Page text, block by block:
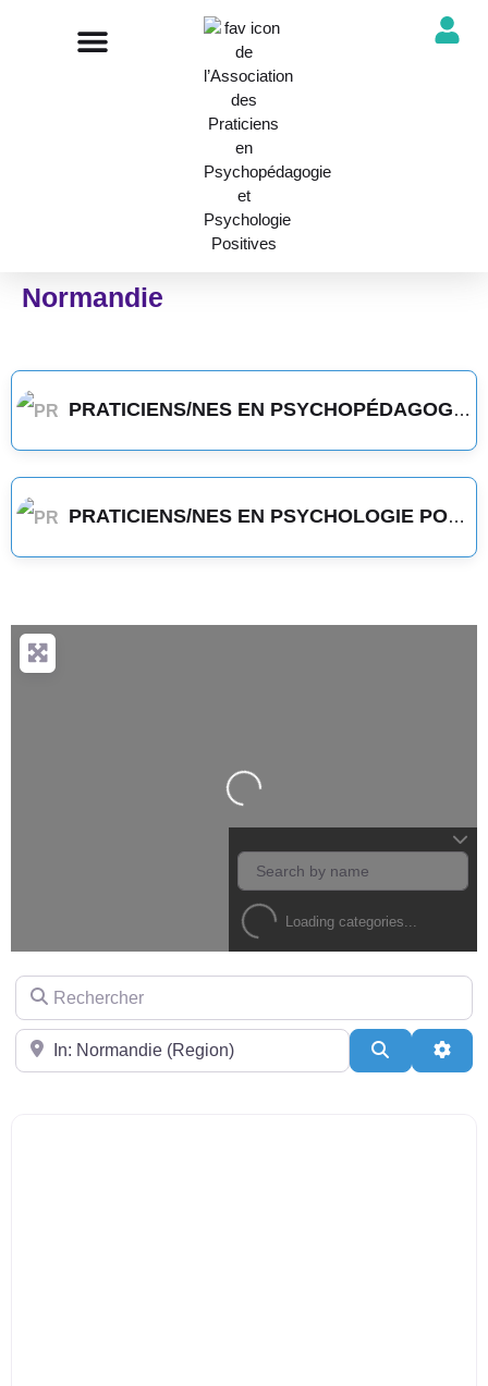
Normandie
PRATICIENS/NES EN PSYCHOPÉDAGOGIE POSITIVE
PRATICIENS/NES EN PSYCHOLOGIE POSITIVE
Loading...
Loading categories...
Rechercher
Près de
Search